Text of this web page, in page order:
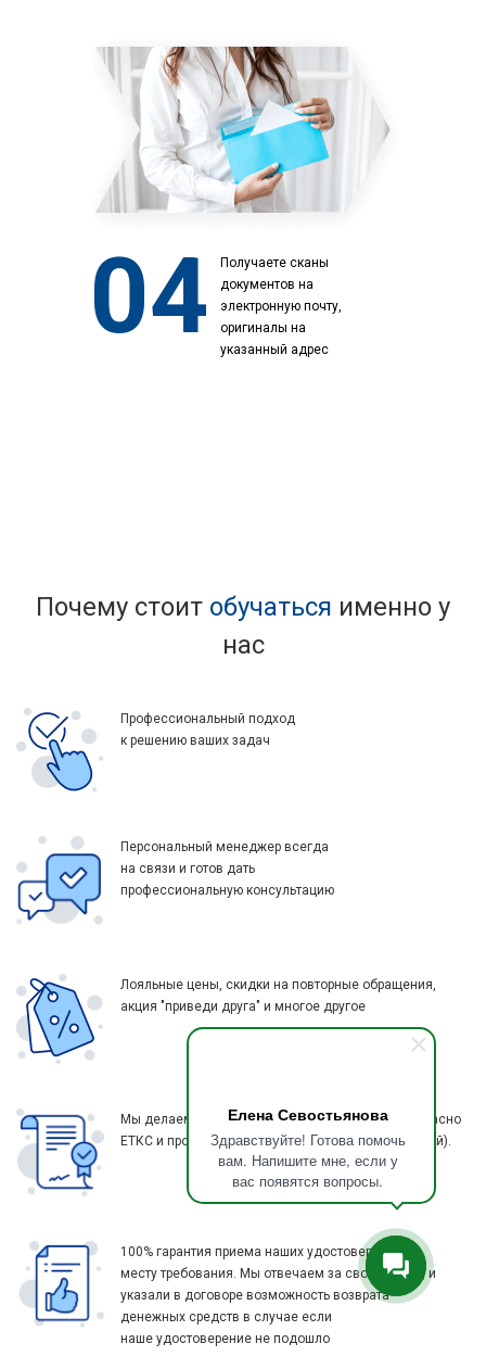
Елена Севостьянова
Здравствуйте! Готова помочь
вам. Напишите мне, если у
вас появятся вопросы.
04
Получаете сканы
документов на
электронную почту,
оригиналы на
указанный адрес
Почему стоит обучаться именно у
нас
Профессиональный подход
к решению ваших задач
Персональный менеджер всегда
на связи и готов дать
профессиональную консультацию
Лояльные цены, скидки на повторные обращения,
акция "приведи друга" и многое другое
Мы делаем практически все специальности согласно
ЕТКС и профстандарту (более 6 тыс. наименований).
100% гарантия приема наших удостоверений по
месту требования. Мы отвечаем за свою работу, и
указали в договоре возможность возврата
денежных средств в случае если
наше удостоверение не подошло